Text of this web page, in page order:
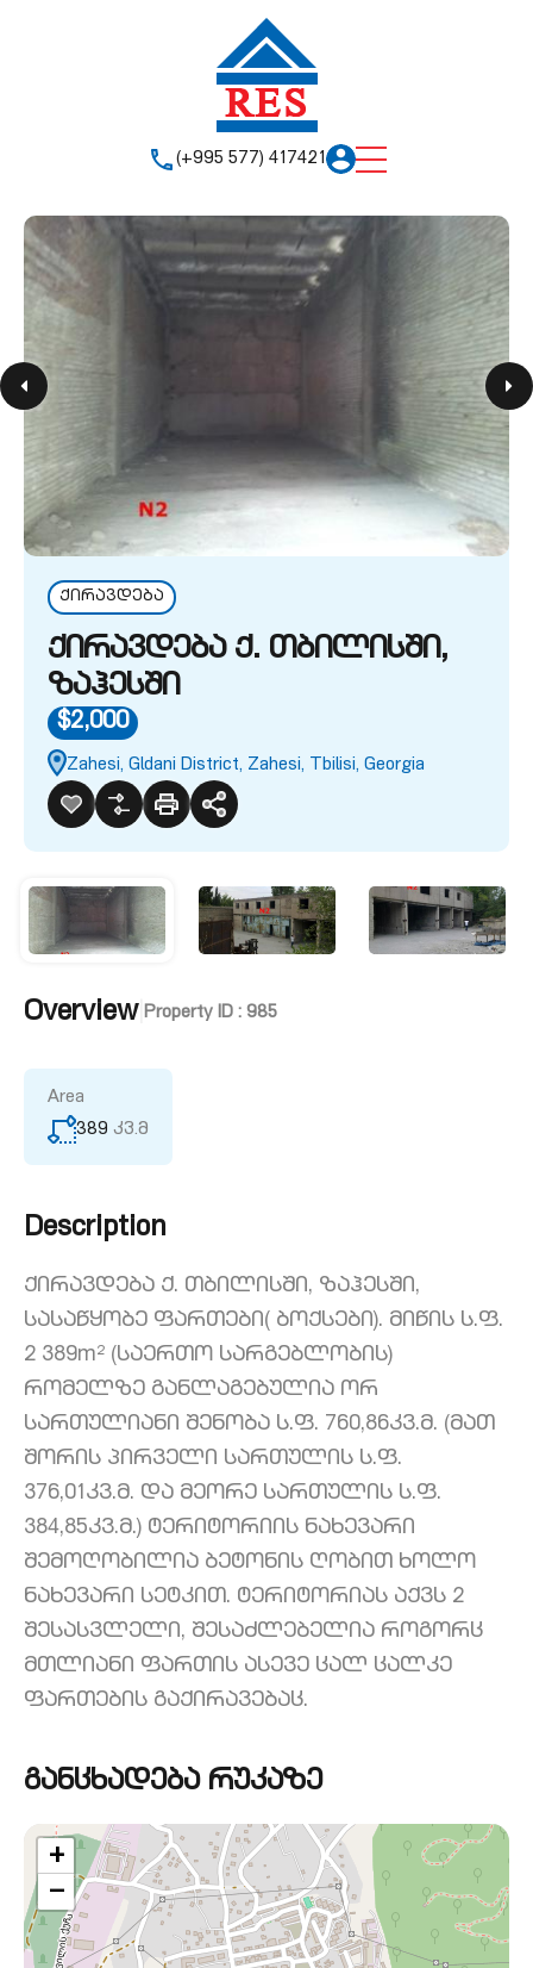
(+995 577) 417421
ქირავდება
ქირავდება ქ. თბილისში,
ზაჰესში
$2,000
Zahesi, Gldani District, Zahesi, Tbilisi, Georgia
Overview| Property ID : 985
Area
389 კვ.მ
Description
ქირავდება ქ. თბილისში, ზაჰესში,
სასაწყობე ფართები( ბოქსები). მიწის ს.ფ.
2 389m² (საერთო სარგებლობის)
რომელზე განლაგებულია ორ
სართულიანი შენობა ს.ფ. 760,86კვ.მ. (მათ
შორის პირველი სართულის ს.ფ.
376,01კვ.მ. და მეორე სართულის ს.ფ.
384,85კვ.მ.) ტერიტორიის ნახევარი
შემოღობილია ბეტონის ღობით ხოლო
ნახევარი სეტკით. ტერიტორიას აქვს 2
შესასვლელი, შესაძლებელია როგორც
მთლიანი ფართის ასევე ცალ ცალკე
ფართების გაქირავებაც.
განცხადება რუკაზე
+
−